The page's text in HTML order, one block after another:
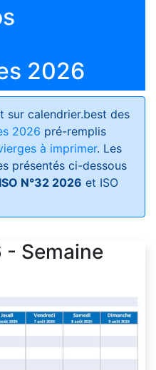
2026
sur calendrier.best des
2026 pré-remplis
à imprimer. Les
présentés ci-dessous
N°32 2026 et ISO
Semaine